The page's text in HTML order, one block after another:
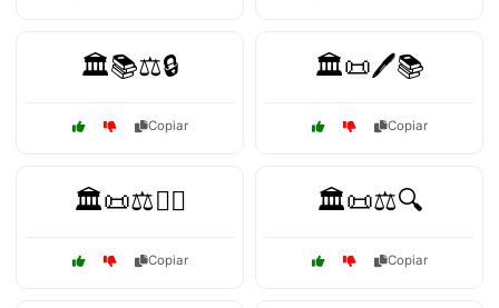
🏛️📚⚖️🔒
Copiar
🏛️📜🖊️📚
Copiar
🏛️📜⚖️👩‍⚖️
Copiar
🏛️📜⚖️🔍
Copiar